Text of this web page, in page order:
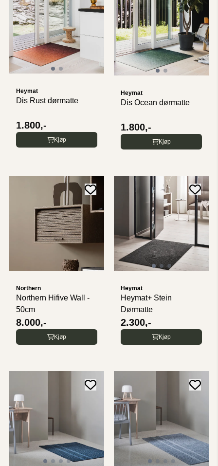
Heymat
Dis Rust dørmatte
1.800,-
Kjøp
Heymat
Dis Ocean dørmatte
1.800,-
Kjøp
Northern
Northern Hifive Wall -
50cm
8.000,-
Kjøp
Heymat
Heymat+ Stein
Dørmatte
2.300,-
Kjøp